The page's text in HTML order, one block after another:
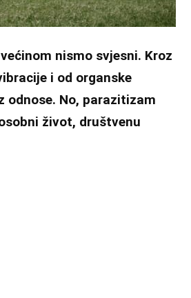
nismo svjesni. Kroz
i od organske
odnose. No, parazitizam
život, društvenu